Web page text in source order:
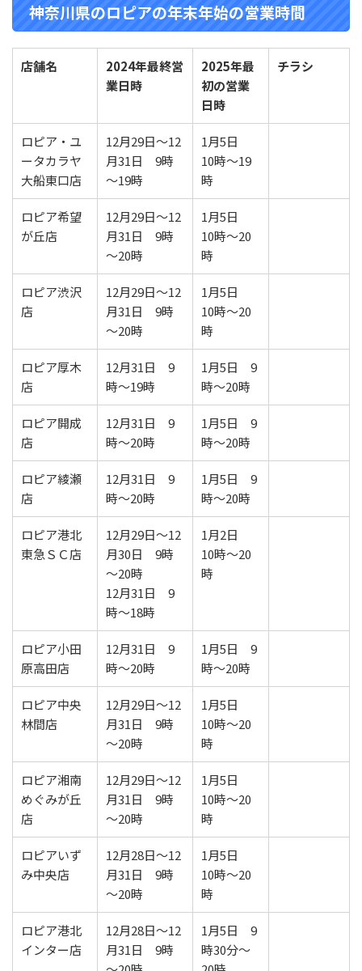
神奈川県のロピアの年末年始の営業時間
店舗名
2024年最終営
業日時
2025年最
初の営業
日時
チラシ
ロピア・ユ
ータカラヤ
大船東口店
12月29日～12
月31日 9時
～19時
1月5日
10時～19
時
ロピア希望
が丘店
12月29日～12
月31日 9時
～20時
1月5日
10時～20
時
ロピア渋沢
店
12月29日～12
月31日 9時
～20時
1月5日
10時～20
時
ロピア厚木
店
12月31日 9
時～19時
1月5日 9
時～20時
ロピア開成
店
12月31日 9
時～20時
1月5日 9
時～20時
ロピア綾瀬
店
12月31日 9
時～20時
1月5日 9
時～20時
ロピア港北
東急ＳＣ店
12月29日～12
月30日 9時
～20時
12月31日 9
時～18時
1月2日
10時～20
時
ロピア小田
原高田店
12月31日 9
時～20時
1月5日 9
時～20時
ロピア中央
林間店
12月29日～12
月31日 9時
～20時
1月5日
10時～20
時
ロピア湘南
めぐみが丘
店
12月29日～12
月31日 9時
～20時
1月5日
10時～20
時
ロピアいず
み中央店
12月28日～12
月31日 9時
～20時
1月5日
10時～20
時
ロピア港北
インター店
12月28日～12
月31日 9時
1月5日 9
時30分～